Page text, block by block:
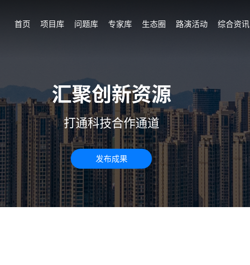
首页 项目库 问题库 专家库 生态圈 路演活动 综合资讯
汇聚创新资源
打通科技合作通道
发布成果